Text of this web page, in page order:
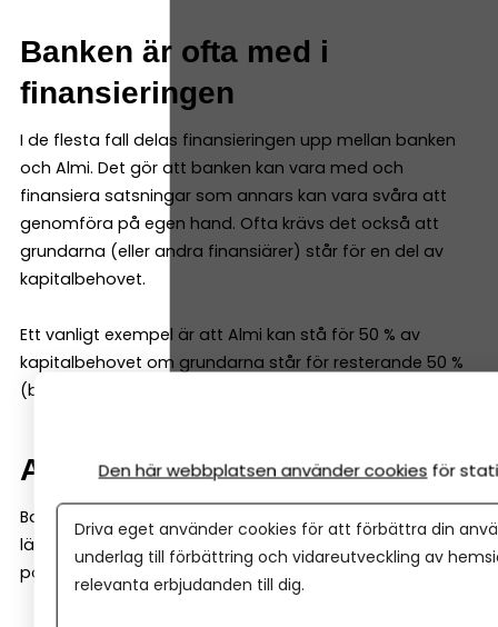
Banken är ofta med i
finansieringen
I de flesta fall delas finansieringen upp mellan banken
och Almi. Det gör att banken kan vara med och
finansiera satsningar som annars kan vara svåra att
genomföra på egen hand. Ofta krävs det också att
grundarna (eller andra finansiärer) står för en del av
kapitalbehovet.
Ett vanligt exempel är att Almi kan stå för 50 % av
kapitalbehovet om grundarna står för resterande 50 %
(banken måste således inte vara med).
Affärsidén väger tungt
Banker tittar ofta mycket på historiska siffror. Almi
lägger däremot ofta lika stor vikt vid företagets
potential. De tittar till exempel på:
Den här webbplatsen använder cookies för
Driva eget använder cookies för att förbättra din
underlag till förbättring och vidareutveckling av
relevanta erbjudanden till dig.